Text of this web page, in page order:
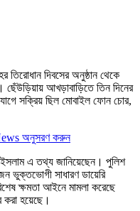
তিরোধান দিবসের অনুষ্ঠান থেকে
আখড়াবাড়িতে তিন দিনের
সক্রিয় ছিল মোবাইল ফোন চোর,
অনুসরণ করুন
ইসলাম এ তথ্য জানিয়েছেন। পুলিশ
ভুক্তভোগী সাধারণ ডায়েরি
ক্ষমতা আইনে মামলা করেছে
হয়েছে।